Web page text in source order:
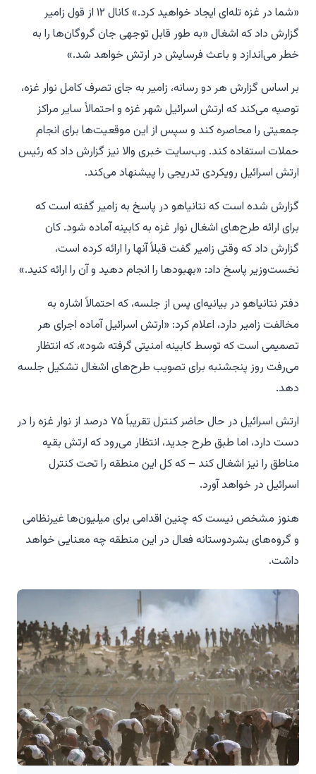
«شما در غزه تله‌ای ایجاد خواهید کرد.» کانال ۱۲ از قول زامیر
گزارش داد که اشغال «به طور قابل توجهی جان گروگان‌ها را به
خطر می‌اندازد و باعث فرسایش در ارتش خواهد شد.»
بر اساس گزارش هر دو رسانه، زامیر به جای تصرف کامل نوار غزه،
توصیه می‌کند که ارتش اسرائیل شهر غزه و احتمالاً سایر مراکز
جمعیتی را محاصره کند و سپس از این موقعیت‌ها برای انجام
حملات استفاده کند. وب‌سایت خبری والا نیز گزارش داد که رئیس
ارتش اسرائیل رویکردی تدریجی را پیشنهاد می‌کند.
گزارش شده است که نتانیاهو در پاسخ به زامیر گفته است که
برای ارائه طرح‌های اشغال نوار غزه به کابینه آماده شود. کان
گزارش داد که وقتی زامیر گفت قبلاً آنها را ارائه کرده است،
نخست‌وزیر پاسخ داد: «بهبودها را انجام دهید و آن را ارائه کنید.»
دفتر نتانیاهو در بیانیه‌ای پس از جلسه، که احتمالاً اشاره به
مخالفت زامیر دارد، اعلام کرد: «ارتش اسرائیل آماده اجرای هر
تصمیمی است که توسط کابینه امنیتی گرفته شود»، که انتظار
می‌رفت روز پنجشنبه برای تصویب طرح‌های اشغال تشکیل جلسه
دهد.
ارتش اسرائیل در حال حاضر کنترل تقریباً ۷۵ درصد از نوار غزه را در
دست دارد، اما طبق طرح جدید، انتظار می‌رود که ارتش بقیه
مناطق را نیز اشغال کند – که کل این منطقه را تحت کنترل
اسرائیل در خواهد آورد.
هنوز مشخص نیست که چنین اقدامی برای میلیون‌ها غیرنظامی
و گروه‌های بشردوستانه فعال در این منطقه چه معنایی خواهد
داشت.